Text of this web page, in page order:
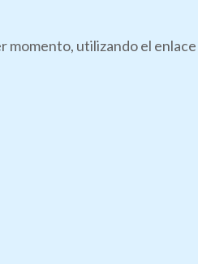
utilizando el